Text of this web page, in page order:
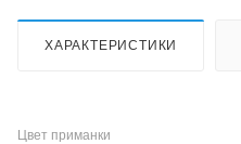
ХАРАКТЕРИСТИКИ
Цвет приманки